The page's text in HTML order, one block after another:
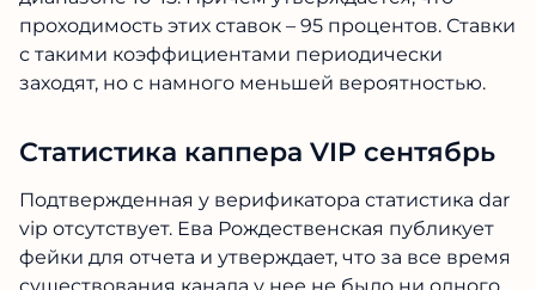
проходимость этих ставок – 95 процентов. Ставки
с такими коэффициентами периодически
заходят, но с намного меньшей вероятностью.
Статистика каппера VIP сентябрь
Подтвержденная у верификатора статистика dar
vip отсутствует. Ева Рождественская публикует
фейки для отчета и утверждает, что за все время